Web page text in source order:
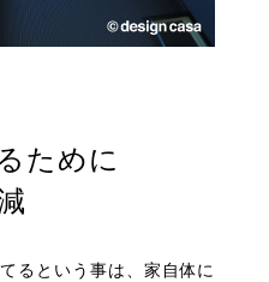
ために
るという事は、家自体に